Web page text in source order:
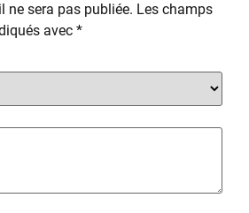
ne sera pas publiée. Les champs
avec *